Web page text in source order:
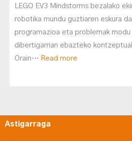
LEGO EV3 Mindstorms bezalako
robotika mundu guztiaren eskura
programazioa eta problemak
dibertigarrian ebazteko
Orain… Read more
Astigarraga